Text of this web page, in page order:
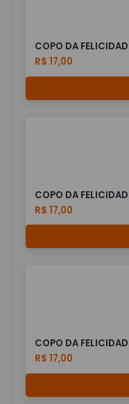
COPO DA
R$ 17,00
COPO DA
R$ 17,00
COPO DA
R$ 17,00